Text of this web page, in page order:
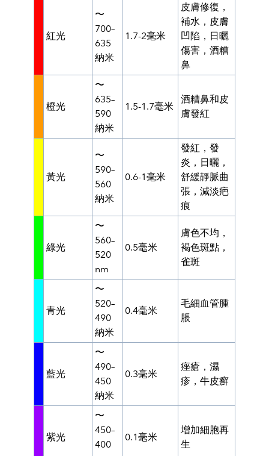
紅光
〜
700–
635
納米
1.7-2毫米
皮膚修復，
補水，皮膚
凹陷，日曬
傷害，酒糟
鼻
橙光
〜
635–
590
納米
1.5-1.7毫米
酒糟鼻和皮
膚發紅
黃光
〜
590–
560
納米
0.6-1毫米
發紅，發
炎，日曬，
舒緩靜脈曲
張，減淡疤
痕
綠光
〜
560–
520
nm
0.5毫米
膚色不均，
褐色斑點，
雀斑
青光
〜
520–
490
納米
0.4毫米
毛細血管腫
脹
藍光
〜
490–
450
納米
0.3毫米
痤瘡，濕
疹，牛皮癬
紫光
〜
450–
400
0.1毫米
增加細胞再
生